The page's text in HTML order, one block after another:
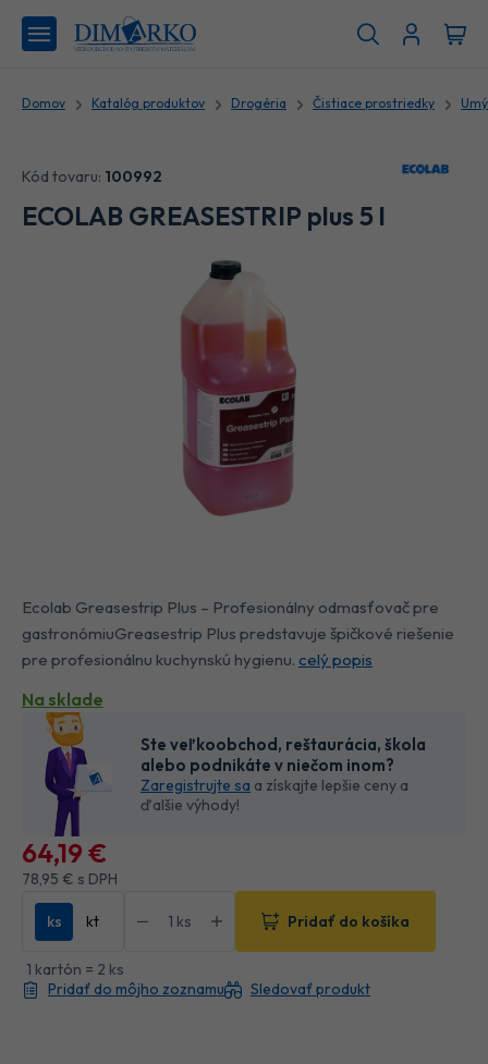
Domov Katalóg produktov Drogéria Čistiace prostriedky
ECOLAB GREASESTRIP plus 5 l
Kód tovaru: 100992
Ecolab Greasestrip Plus – Profesionálny odmasťovač pre
gastronómiuGreasestrip Plus predstavuje špičkové riešenie
pre profesionálnu kuchynskú hygienu. celý popis
Na sklade
64,19 €
78,95 € s DPH
Ste veľkoobchod, reštaurácia, škola
alebo podnikáte v niečom inom?
Zaregistrujte sa a získajte lepšie ceny a
ďalšie výhody!
ks kt Pridať do košíka
1 kartón = 2 ks
Pridať do môjho zoznamu
Sledovať produkt